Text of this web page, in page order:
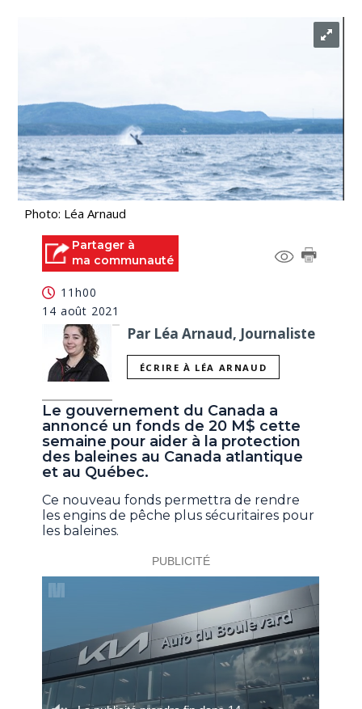
Photo: Léa Arnaud
Partager à
ma communauté
11h00
14 août 2021
Par Léa Arnaud, Journaliste
ÉCRIRE À LÉA ARNAUD
Le gouvernement du Canada a
annoncé un fonds de 20 M$ cette
semaine pour aider à la protection
des baleines au Canada atlantique
et au Québec.
Ce nouveau fonds permettra de rendre
les engins de pêche plus sécuritaires pour
les baleines.